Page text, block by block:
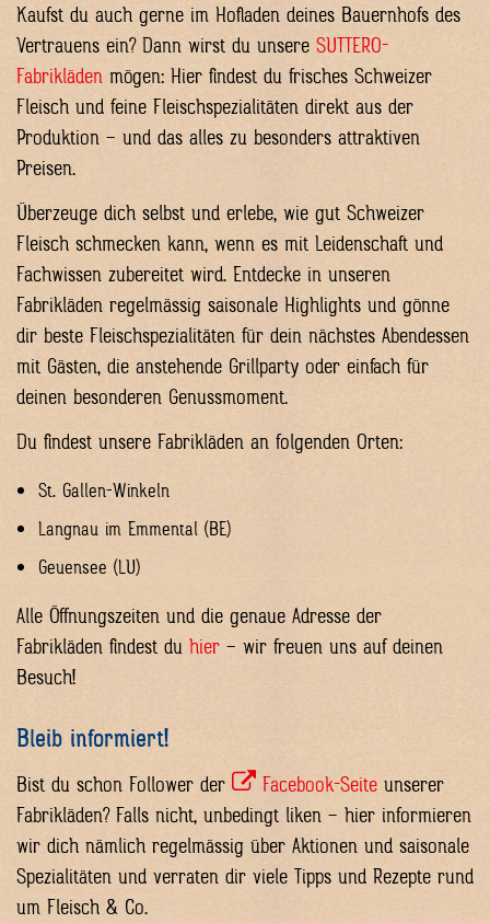
Kaufst du auch gerne im Hofladen deines Bauernhofs des
Vertrauens ein? Dann wirst du unsere SUTTERO-
Fabrikläden mögen: Hier findest du frisches Schweizer
Fleisch und feine Fleischspezialitäten direkt aus der
Produktion – und das alles zu besonders attraktiven
Preisen.
Überzeuge dich selbst und erlebe, wie gut Schweizer
Fleisch schmecken kann, wenn es mit Leidenschaft und
Fachwissen zubereitet wird. Entdecke in unseren
Fabrikläden regelmässig saisonale Highlights und gönne
dir beste Fleischspezialitäten für dein nächstes Abendessen
mit Gästen, die anstehende Grillparty oder einfach für
deinen besonderen Genussmoment.
Du findest unsere Fabrikläden an folgenden Orten:
St. Gallen-Winkeln
Langnau im Emmental (BE)
Geuensee (LU)
Alle Öffnungszeiten und die genaue Adresse der
Fabrikläden findest du hier – wir freuen uns auf deinen
Besuch!
Bleib informiert!
Bist du schon Follower der Facebook-Seiteunserer
Fabrikläden? Falls nicht, unbedingt liken – hier informieren
wir dich nämlich regelmässig über Aktionen und saisonale
Spezialitäten und verraten dir viele Tipps und Rezepte rund
um Fleisch & Co.